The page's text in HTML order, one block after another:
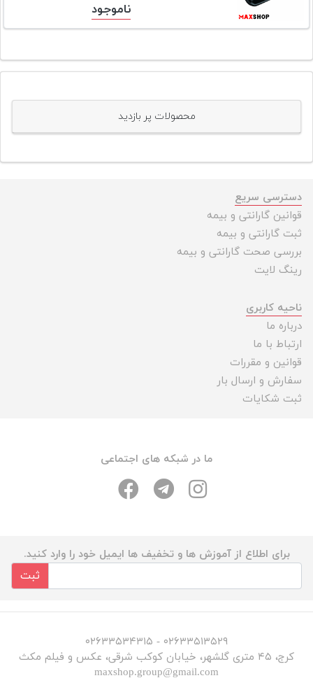
ناموجود
محصولات پر بازدید
دسترسی سریع
قوانین گارانتی و بیمه
ثبت گارانتی و بیمه
بررسی صحت گارانتی و بیمه
رینگ لایت
ناحیه کاربری
درباره ما
ارتباط با ما
قوانین و مقررات
سفارش و ارسال بار
ثبت شکایات
ما در شبکه های اجتماعی
برای اطلاع از آموزش ها و تخفیف ها ایمیل خود را وارد کنید.
ثبت
۰۲۶۳۳۵۱۳۵۲۹ - ۰۲۶۳۳۵۳۴۳۱۵
کرج، ۴۵ متری گلشهر، خیابان کوکب شرقی، عکس و فیلم مکث
maxshop.group@gmail.com